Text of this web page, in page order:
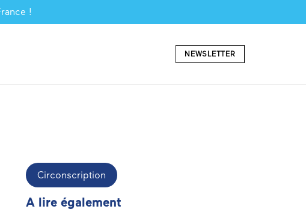
!
NEWSLETTER
Circonscription
A lire également